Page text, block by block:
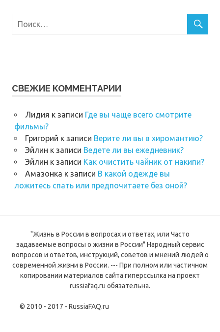
СВЕЖИЕ КОММЕНТАРИИ
Лидия к записи Где вы чаще всего смотрите
фильмы?
Григорий к записи Верите ли вы в хиромантию?
Эйлин к записи Ведете ли вы ежедневник?
Эйлин к записи Как очистить чайник от накипи?
Амазонка к записи В какой одежде вы
ложитесь спать или предпочитаете без оной?
"Жизнь в России в вопросах и ответах, или Часто
задаваемые вопросы о жизни в России" Народный сервис
вопросов и ответов, инструкций, советов и мнений людей о
современной жизни в России. --- При полном или частичном
копировании материалов сайта гиперссылка на проект
russiafaq.ru обязательна.
© 2010 - 2017 - RussiaFAQ.ru